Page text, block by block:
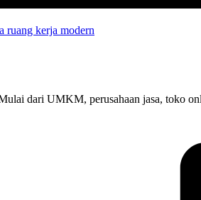
dari UMKM, perusahaan jasa, toko